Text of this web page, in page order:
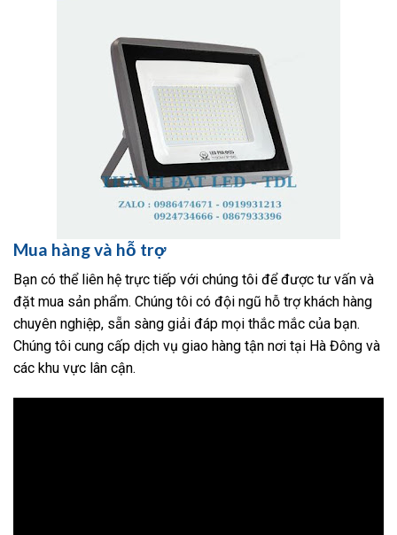
Mua hàng và hỗ trợ
Bạn có thể liên hệ trực tiếp với chúng tôi để được tư vấn và
đặt mua sản phẩm. Chúng tôi có đội ngũ hỗ trợ khách hàng
chuyên nghiệp, sẵn sàng giải đáp mọi thắc mắc của bạn.
Chúng tôi cung cấp dịch vụ giao hàng tận nơi tại Hà Đông và
các khu vực lân cận.